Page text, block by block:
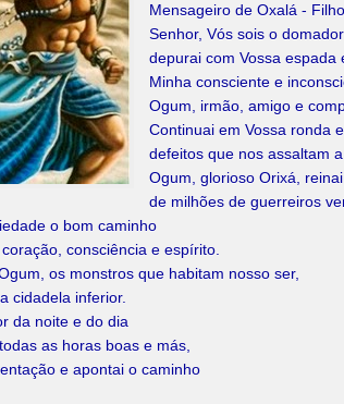
Mensageiro de Oxalá -
Senhor, Vós sois o
depurai com Vossa espada
Minha consciente e
Ogum, irmão, amigo e
Continuai em Vossa ronda
defeitos que nos assaltam
Ogum, glorioso Orixá,
de milhões de guerreiros
o bom caminho
consciência e espírito.
os monstros que habitam nosso ser,
cidadela inferior.
da noite e do dia
as horas boas e más,
e apontai o caminho